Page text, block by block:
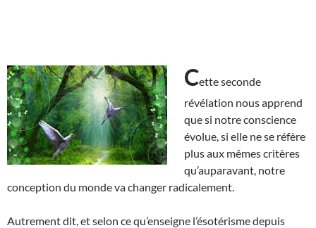
Cette seconde
révélation nous apprend
que si notre conscience
évolue, si elle ne se réfère
plus aux mêmes critères
qu’auparavant, notre
conception du monde va changer radicalement.
Autrement dit, et selon ce qu’enseigne l’ésotérisme depuis